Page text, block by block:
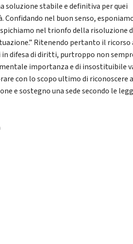
soluzione stabile e definitiva per quei
nel buon senso,
nel trionfo della risoluzione
Ritenendo pertanto il ricorso
difesa di diritti, purtroppo non
importanza e di insostituibile
con lo scopo ultimo di riconoscere
e sostegno una sede secondo le